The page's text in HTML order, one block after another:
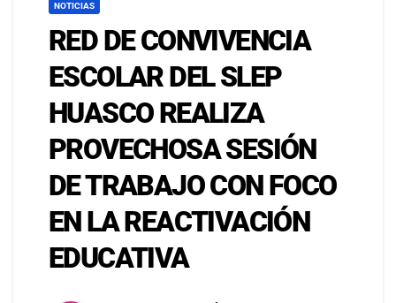
NOTICIAS
RED DE CONVIVENCIA
ESCOLAR DEL SLEP
HUASCO REALIZA
PROVECHOSA SESIÓN
DE TRABAJO CON FOCO
EN LA REACTIVACIÓN
EDUCATIVA